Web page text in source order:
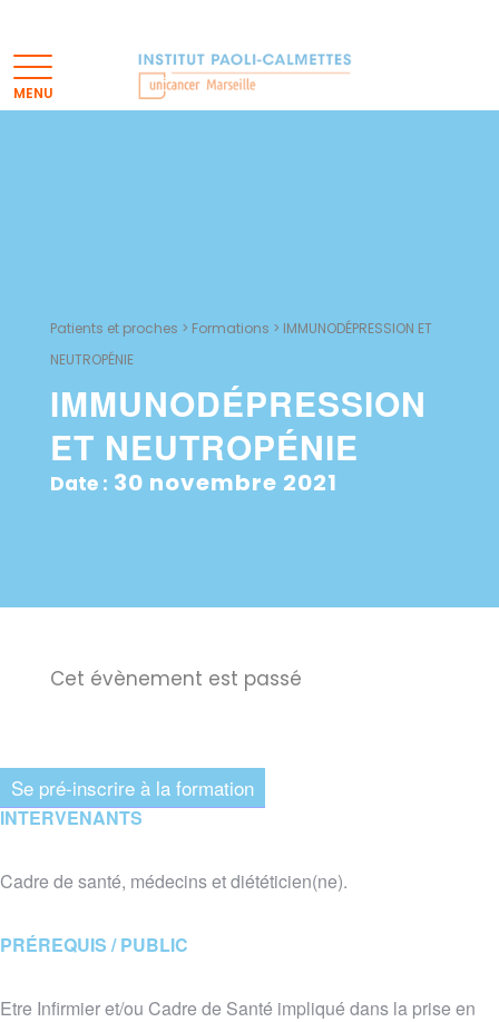
Patients et proches > Formations > IMMUNODÉPRESSION ET
NEUTROPÉNIE
IMMUNODÉPRESSION
ET NEUTROPÉNIE
Date : 30 novembre 2021
Cet évènement est passé
Se pré-inscrire à la formation
INTERVENANTS
Cadre de santé, médecins et diététicien(ne).
​PRÉREQUIS / PUBLIC
Etre Infirmier et/ou Cadre de Santé impliqué dans la prise en